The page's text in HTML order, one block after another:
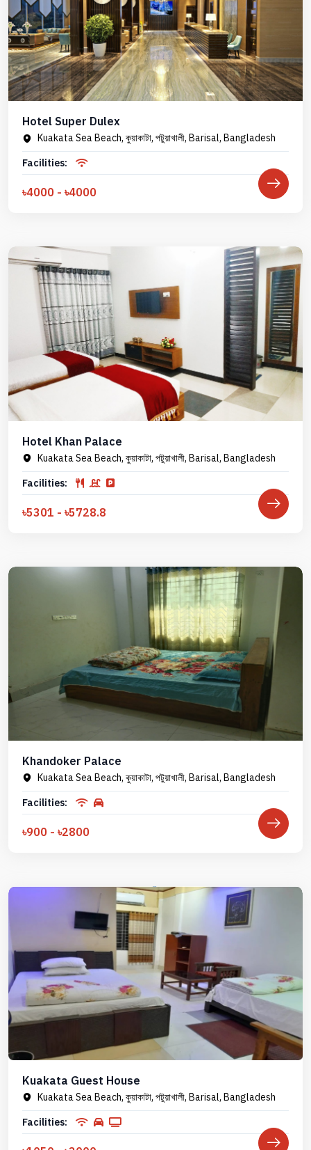
Hotel Super Dulex
Kuakata Sea Beach, কুয়াকাটা, পটুয়াখালী, Barisal, Bangladesh
Facilities:
৳4000 - ৳4000
Hotel Khan Palace
Kuakata Sea Beach, কুয়াকাটা, পটুয়াখালী, Barisal, Bangladesh
Facilities:
৳5301 - ৳5728.8
Khandoker Palace
Kuakata Sea Beach, কুয়াকাটা, পটুয়াখালী, Barisal, Bangladesh
Facilities:
৳900 - ৳2800
Kuakata Guest House
Kuakata Sea Beach, কুয়াকাটা, পটুয়াখালী, Barisal, Bangladesh
Facilities: